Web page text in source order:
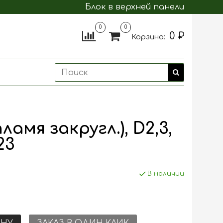
Блок в верхней панели
0 0
Корзина: 0 ₽
закругл.), D2,3,
В наличии